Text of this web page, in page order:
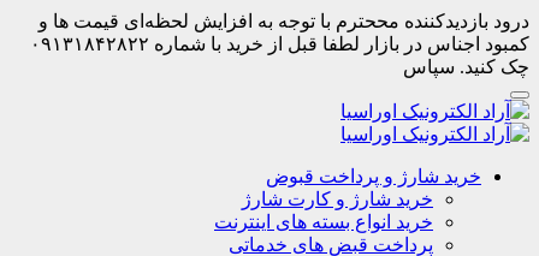
درود بازدیدکننده مححترم با توجه به افزایش لحظه‌ای قیمت ها و
کمبود اجناس در بازار لطفا قبل از خرید با شماره ۰۹۱۳۱۸۴۲۸۲۲
چک کنید. سپاس
خرید شارژ و پرداخت قبوض
خرید شارژ و کارت شارژ
خرید انواع بسته های اینترنت
پرداخت قبض های خدماتی